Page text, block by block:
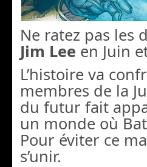
Ne ratez pas les
Jim Lee en Juin
L’histoire va
membres de la
du futur fait
un monde où
Pour éviter ce
s’unir.